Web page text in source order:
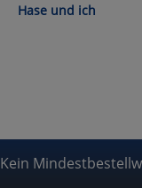
Hase und ich
Kein